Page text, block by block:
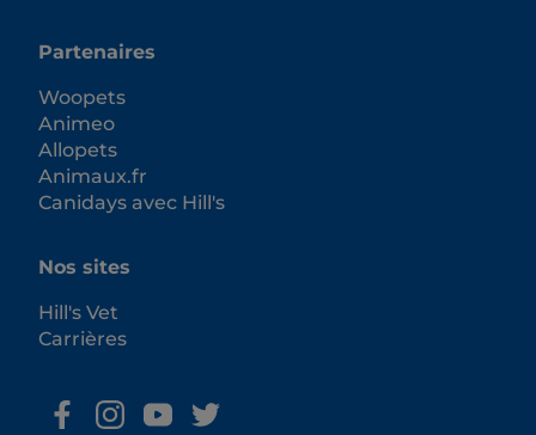
Partenaires
Woopets
Animeo
Allopets
Animaux.fr
Canidays avec Hill's
Nos sites
Hill's Vet
Carrières